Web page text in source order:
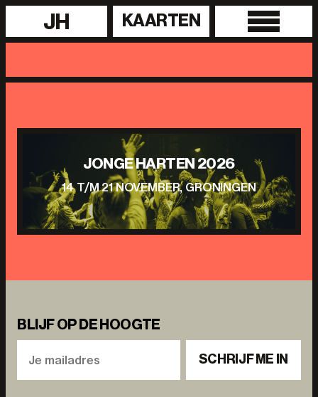
JH KAARTEN
JONGE HARTEN 2026
14 T/M 21 NOVEMBER, GRONINGEN
BLIJF OP DE HOOGTE
SCHRIJF ME IN